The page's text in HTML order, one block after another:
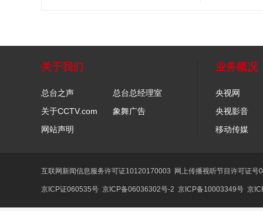
关于我们
总台之声
总台总经理室
关于CCTV.com
象舞广告
网站声明
业务概况
央视网
央视影音
移动传媒
互联网新闻信息服务许可证10120170003 网上传播视听节目许可证
京ICP证060535号 京ICP备06036302号-2 京ICP备10003349号 京